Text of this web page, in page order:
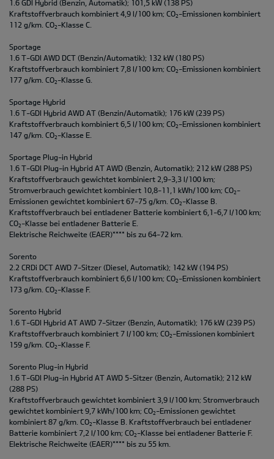
1.6 GDI Hybrid (Benzin, Automatik); 101,5 kW (138 PS)
Kraftstoffverbrauch kombiniert 4,9 l/100 km; CO2 -Emissionen kombiniert
112 g/km. CO2 -Klasse C.
Sportage
1.6 T-GDI AWD DCT (Benzin/Automatik); 132 kW (180 PS)
Kraftstoffverbrauch kombiniert 7,8 l/100 km; CO2 -Emissionen kombiniert
177 g/km. CO2 -Klasse G.
Sportage Hybrid
1.6 T-GDI Hybrid AWD AT (Benzin/Automatik); 176 kW (239 PS)
Kraftstoffverbrauch kombiniert 6,5 l/100 km; CO2 -Emissionen kombiniert
147 g/km. CO2 -Klasse E.
Sportage Plug-in Hybrid
1.6 T-GDI Plug-in Hybrid AT AWD (Benzin, Automatik); 212 kW (288 PS)
Kraftstoffverbrauch gewichtet kombiniert 2,9-3,3 l/100 km;
Stromverbrauch gewichtet kombiniert 10,8-11,1 kWh/100 km; CO2 -
Emissionen gewichtet kombiniert 67-75 g/km. CO2 -Klasse B.
Kraftstoffverbrauch bei entladener Batterie kombiniert 6,1-6,7 l/100 km;
CO2 -Klasse bei entladener Batterie E.
Elektrische Reichweite (EAER)**** bis zu 64-72 km.
Sorento
2.2 CRDi DCT AWD 7-Sitzer (Diesel, Automatik); 142 kW (194 PS)
Kraftstoffverbrauch kombiniert 6,6 l/100 km; CO2 -Emissionen kombiniert
173 g/km. CO2 -Klasse F.
Sorento Hybrid
1.6 T-GDI Hybrid AT AWD 7-Sitzer (Benzin, Automatik); 176 kW (239 PS)
Kraftstoffverbrauch kombiniert 7 l/100 km; CO2 -Emissionen kombiniert
159 g/km. CO2 -Klasse F.
Sorento Plug-in Hybrid
1.6 T-GDI Plug-in Hybrid AT AWD 5-Sitzer (Benzin, Automatik); 212 kW
(288 PS)
Kraftstoffverbrauch gewichtet kombiniert 3,9 l/100 km; Stromverbrauch
gewichtet kombiniert 9,7 kWh/100 km; CO2 -Emissionen gewichtet
kombiniert 87 g/km. CO2 -Klasse B. Kraftstoffverbrauch bei entladener
Batterie kombiniert 7,2 l/100 km; CO2 -Klasse bei entladener Batterie F.
Elektrische Reichweite (EAER)**** bis zu 55 km.